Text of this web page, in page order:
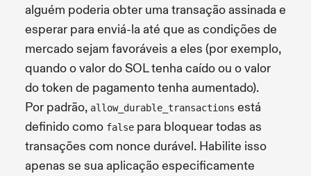
alguém poderia obter uma transação assinada e
esperar para enviá-la até que as condições de
mercado sejam favoráveis a eles (por exemplo,
quando o valor do SOL tenha caído ou o valor
do token de pagamento tenha aumentado).
Por padrão, allow_durable_transactions está
definido como false para bloquear todas as
transações com nonce durável. Habilite isso
apenas se sua aplicação especificamente